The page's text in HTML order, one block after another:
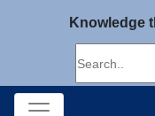
Knowledge